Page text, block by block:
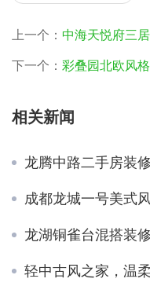
上一个： 中海天悦府三
下一个： 彩叠园北欧风
相关新闻
龙腾中路二手房装
成都龙城一号美式
龙湖铜雀台混搭装修设
轻中古风之家，温